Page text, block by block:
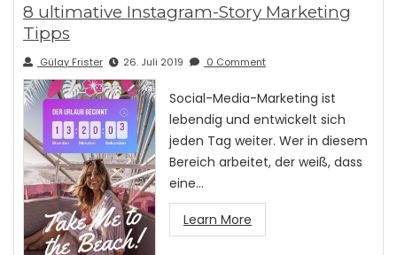
8 ultimative Instagram-Story Marketing
Tipps
Gülay Frister 26. Juli 2019 0 Comment
Social-Media-Marketing ist
lebendig und entwickelt sich
jeden Tag weiter. Wer in diesem
Bereich arbeitet, der weiß, dass
eine…
Learn More